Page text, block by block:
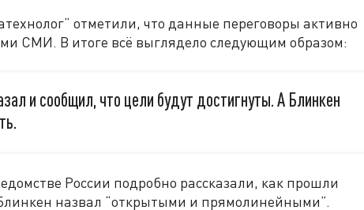
отметили, что данные переговоры активно
СМИ. В итоге всё выглядело следующим образом:
и сообщил, что цели будут достигнуты. А Блинкен
России подробно рассказали, как прошли
назвал “открытыми и прямолинейными”.